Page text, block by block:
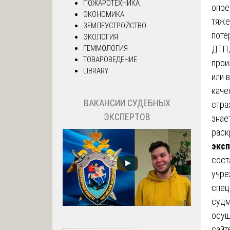
или
ПОЖАРОТЕХНИКА
ЭКОНОМИКА
ЗЕМЛЕУСТРОЙСТВО
ЭКОЛОГИЯ
ГЕММОЛОГИЯ
ТОВАРОВЕДЕНИЕ
LIBRARY
ВАКАНСИИ СУДЕБНЫХ
ЭКСПЕРТОВ